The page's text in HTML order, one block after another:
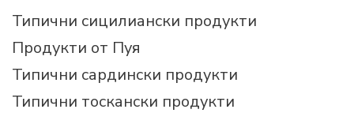
Типични сицилиански продукти
Продукти от Пуя
Типични сардински продукти
Типични тоскански продукти